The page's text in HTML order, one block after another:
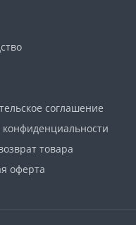
соглашение
конфиденциальности
товара
оферта